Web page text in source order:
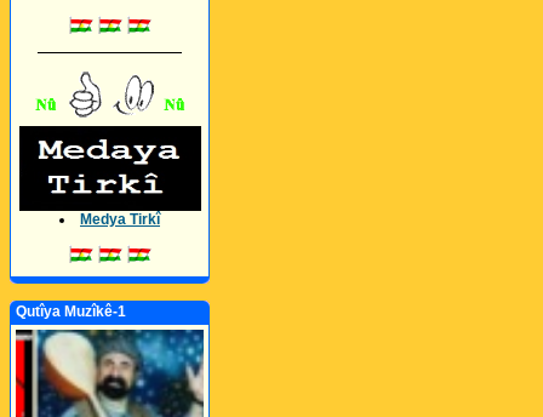
Medya Tirkî
Qutîya Muzîkê-1